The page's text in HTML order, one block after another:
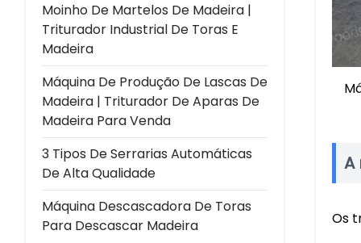
Moinho De Martelos De Madeira |
Triturador Industrial De Toras E
Madeira
Máquina De Produção De Lascas De
Madeira | Triturador De Aparas De
Madeira Para Venda
3 Tipos De Serrarias Automáticas
De Alta Qualidade
Máquina Descascadora De Toras
Para Descascar Madeira
A
Os